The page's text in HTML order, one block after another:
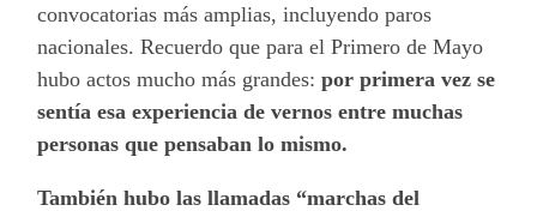
convocatorias más amplias, incluyendo paros
nacionales. Recuerdo que para el Primero de Mayo
hubo actos mucho más grandes:por primera vez se
sentía esa experiencia de vernos entre muchas
personas que pensaban lo mismo.
También hubo las llamadas “marchas del